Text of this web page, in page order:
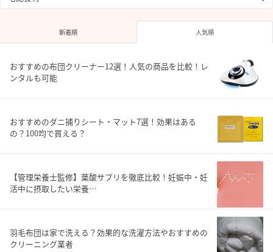
新着順 人気順
おすすめの布団クリーナー12選！人気の商品を比較！レ
ンタルも可能
おすすめのダニ捕りシート・マット7選！効果はある
の？100均で買える？
【管理栄養士監修】葉酸サプリを徹底比較！妊娠中・妊
活中に摂取したい栄養…
羽毛布団は家で洗える？効果的な洗濯方法やおすすめの
クリーニング業者